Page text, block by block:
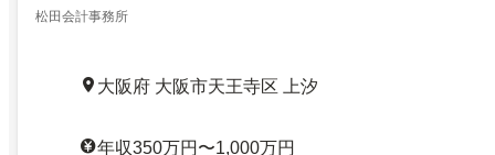
松田会計事務所
大阪府 大阪市天王寺区 上汐
年収350万円〜1,000万円